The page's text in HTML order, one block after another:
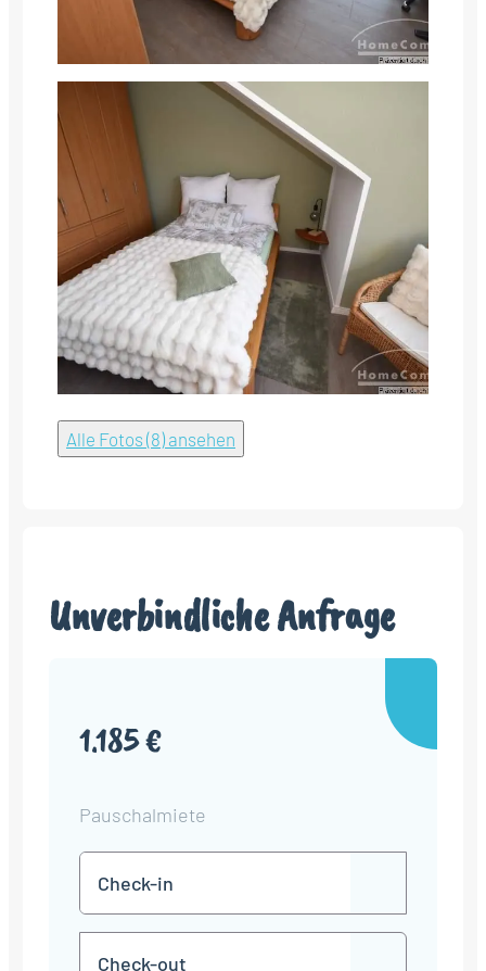
Alle Fotos (8) ansehen
Unverbindliche Anfrage
1.185 €
Pauschalmiete
in
TT
Punkt
MM